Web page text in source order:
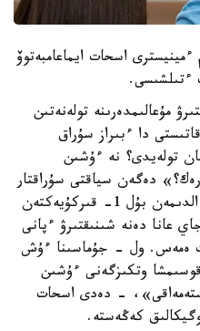
اسحات ايماعامبەتوۆ
ءتىلشىسى.
مۇعالىمدەرىنە تولەنەتىن
دا ءبىراز سۇراق
تولەيدى؟ نە ءۇشىن
دەگەن سياقتى سۇراقتار
بار. جوسپارىمىزعا سايكەس، ەڭ الدىمەن بۇل 1- قىركۇيەكتەن
عانا دەنە شىنىقتىرۋ ءپانى
ەمەس. ول - جۇماسىنا ءۇش
وتكىزگەنى ءۇشىن
ۇستەمەاقى»، - دەدى اسحات
كەڭەستە.